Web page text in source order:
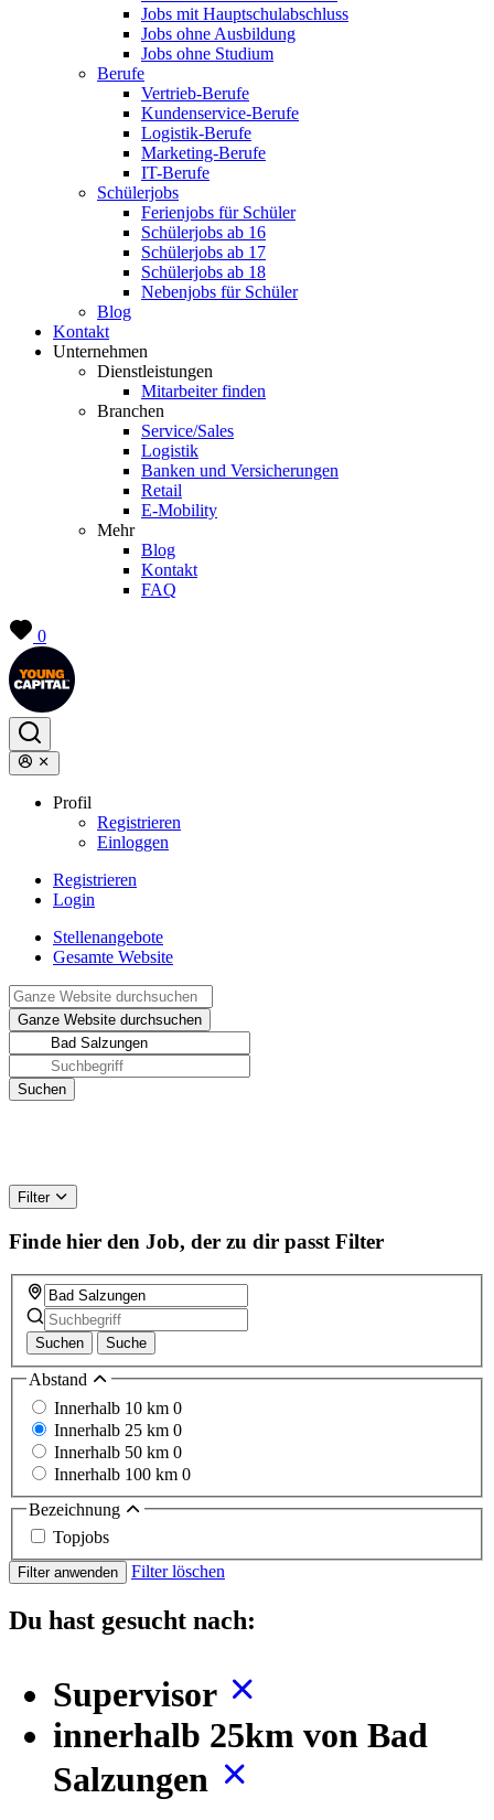
Jobs mit Hauptschulabschluss
Jobs ohne Ausbildung
Jobs ohne Studium
Berufe
Vertrieb-Berufe
Kundenservice-Berufe
Logistik-Berufe
Marketing-Berufe
IT-Berufe
Schülerjobs
Ferienjobs für Schüler
Schülerjobs ab 16
Schülerjobs ab 17
Schülerjobs ab 18
Nebenjobs für Schüler
Blog
Kontakt
Unternehmen
Dienstleistungen
Mitarbeiter finden
Branchen
Service/Sales
Logistik
Banken und Versicherungen
Retail
E-Mobility
Mehr
Blog
Kontakt
FAQ
0
Profil
Registrieren
Einloggen
Registrieren
Login
Stellenangebote
Gesamte Website
Filter
Finde hier den Job, der zu dir passt Filter
Suchen Suche
Abstand
Innerhalb 10 km 0
Innerhalb 25 km 0
Innerhalb 50 km 0
Innerhalb 100 km 0
Bezeichnung
Topjobs
Filter anwenden Filter löschen
Du hast gesucht nach:
Supervisor
innerhalb 25km von Bad
Salzungen